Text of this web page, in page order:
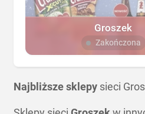
Groszek
Zakończona
Najbliższe sklepy sieci